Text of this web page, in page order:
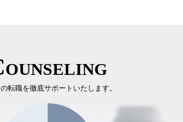
転職を徹底サポートいたします。